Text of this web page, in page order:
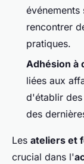
rencontrer
pratiques.
Adhésion à
liées aux
d'établir
des
Les ateliers et
crucial dans l'